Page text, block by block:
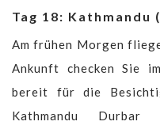
Tag 18: Kathmandu
Am frühen Morgen
Ankunft checken Sie
bereit für die
Kathmandu Durbar